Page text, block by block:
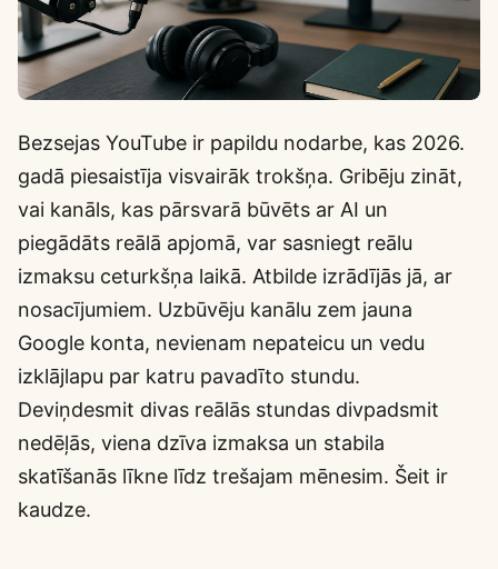
Bezsejas YouTube ir papildu nodarbe, kas 2026.
gadā piesaistīja visvairāk trokšņa. Gribēju zināt,
vai kanāls, kas pārsvarā būvēts ar AI un
piegādāts reālā apjomā, var sasniegt reālu
izmaksu ceturkšņa laikā. Atbilde izrādījās jā, ar
nosacījumiem. Uzbūvēju kanālu zem jauna
Google konta, nevienam nepateicu un vedu
izklājlapu par katru pavadīto stundu.
Deviņdesmit divas reālās stundas divpadsmit
nedēļās, viena dzīva izmaksa un stabila
skatīšanās līkne līdz trešajam mēnesim. Šeit ir
kaudze.